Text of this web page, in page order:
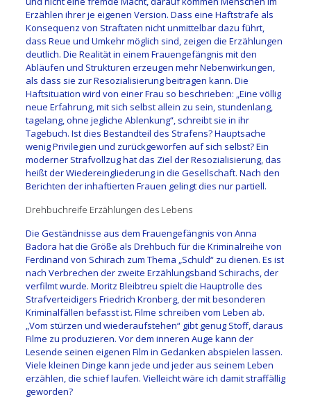
Erzählen ihrer je eigenen Version. Dass eine Haftstrafe als
Konsequenz von Straftaten nicht unmittelbar dazu führt,
dass Reue und Umkehr möglich sind, zeigen die Erzählungen
deutlich. Die Realität in einem Frauengefängnis mit den
Abläufen und Strukturen erzeugen mehr Nebenwirkungen,
als dass sie zur Resozialisierung beitragen kann. Die
Haftsituation wird von einer Frau so beschrieben: „Eine völlig
neue Erfahrung, mit sich selbst allein zu sein, stundenlang,
tagelang, ohne jegliche Ablenkung“, schreibt sie in ihr
Tagebuch. Ist dies Bestandteil des Strafens? Hauptsache
wenig Privilegien und zurückgeworfen auf sich selbst? Ein
moderner Strafvollzug hat das Ziel der Resozialisierung, das
heißt der Wiedereingliederung in die Gesellschaft. Nach den
Berichten der inhaftierten Frauen gelingt dies nur partiell.
Drehbuchreife Erzählungen des Lebens
Die Geständnisse aus dem Frauengefängnis von Anna
Badora hat die Größe als Drehbuch für die Kriminalreihe von
Ferdinand von Schirach zum Thema „Schuld“ zu dienen. Es ist
nach Verbrechen der zweite Erzählungsband Schirachs, der
verfilmt wurde. Moritz Bleibtreu spielt die Hauptrolle des
Strafverteidigers Friedrich Kronberg, der mit besonderen
Kriminalfällen befasst ist. Filme schreiben vom Leben ab.
„Vom stürzen und wiederaufstehen“ gibt genug Stoff, daraus
Filme zu produzieren. Vor dem inneren Auge kann der
Lesende seinen eigenen Film in Gedanken abspielen lassen.
Viele kleinen Dinge kann jede und jeder aus seinem Leben
erzählen, die schief laufen. Vielleicht wäre ich damit straffällig
geworden?